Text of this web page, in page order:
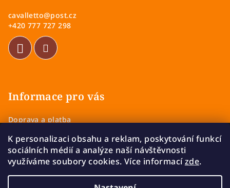
K personalizaci obsahu a reklam, poskytování funkcí
sociálních médií a analýze naší návštěvnosti
využíváme soubory cookies. Více informacízde.
cavalletto@post.cz
+420 777 727 298
Informace pro vás
Doprava a platba
Zásady ochrany osobních údajů
Vrácení a výměna zboží